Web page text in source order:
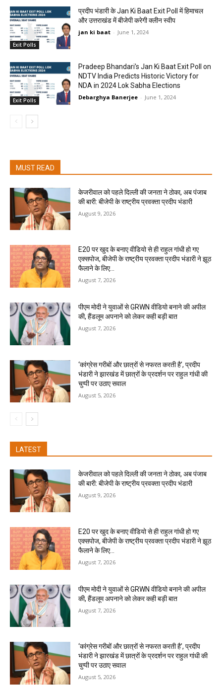
Exit Polls
प्रदीप भंडारी के Jan Ki Baat Exit Poll में हिमाचल
और उत्तराखंड में बीजेपी करेगी क्लीन स्वीप
jan ki baat - June 1, 2024
Exit Polls
Pradeep Bhandari’s Jan Ki Baat Exit Poll on
NDTV India Predicts Historic Victory for
NDA in 2024 Lok Sabha Elections
Debarghya Banerjee - June 1, 2024
MUST READ
केजरीवाल को पहले दिल्ली की जनता ने ठोका, अब पंजाब
की बारी: बीजेपी के राष्ट्रीय प्रवक्ता प्रदीप भंडारी
August 9, 2026
E20 पर खुद के बनाए वीडियो से ही राहुल गांधी हो गए
एक्सपोज, बीजेपी के राष्ट्रीय प्रवक्ता प्रदीप भंडारी ने झूठ
फैलाने के लिए...
August 7, 2026
पीएम मोदी ने युवाओं से GRWN वीडियो बनाने की अपील
की, हैंडलूम अपनाने को लेकर कही बड़ी बात
August 7, 2026
‘कांग्रेस गरीबों और छात्रों से नफरत करती है’, प्रदीप
भंडारी ने झारखंड में छात्रों के प्रदर्शन पर राहुल गांधी की
चुप्पी पर उठाए सवाल
August 5, 2026
LATEST
केजरीवाल को पहले दिल्ली की जनता ने ठोका, अब पंजाब
की बारी: बीजेपी के राष्ट्रीय प्रवक्ता प्रदीप भंडारी
August 9, 2026
E20 पर खुद के बनाए वीडियो से ही राहुल गांधी हो गए
एक्सपोज, बीजेपी के राष्ट्रीय प्रवक्ता प्रदीप भंडारी ने झूठ
फैलाने के लिए...
August 7, 2026
पीएम मोदी ने युवाओं से GRWN वीडियो बनाने की अपील
की, हैंडलूम अपनाने को लेकर कही बड़ी बात
August 7, 2026
‘कांग्रेस गरीबों और छात्रों से नफरत करती है’, प्रदीप
भंडारी ने झारखंड में छात्रों के प्रदर्शन पर राहुल गांधी की
चुप्पी पर उठाए सवाल
August 5, 2026